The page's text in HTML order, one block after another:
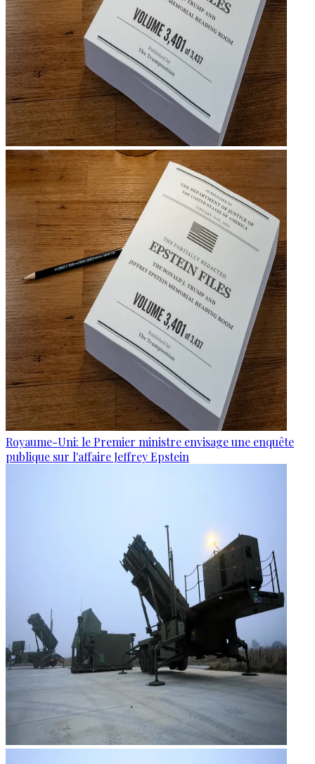
Royaume-Uni: le Premier ministre envisage une enquête
publique sur l'affaire Jeffrey Epstein